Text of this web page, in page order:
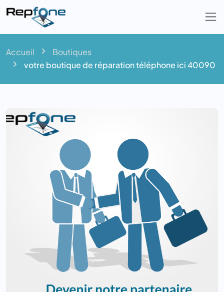
Accueil
Boutiques
votre boutique de réparation téléphone ici 40090